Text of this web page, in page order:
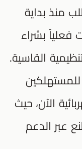
منذ بداية
فعلياً بشراء
القاسية.
الآن، حيث
عبر الدعم